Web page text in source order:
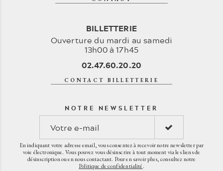
BILLETTERIE
Ouverture du mardi au samedi
13h00 à 17h45
02.47.60.20.20
CONTACT BILLETTERIE
NOTRE NEWSLETTER
En indiquant votre adresse email, vous consentez à recevoir notre newsletter par
voie électronique. Vous pouvez vous désinscrire à tout moment via les liens de
désinscription ou en nous contactant. Pour en savoir plus, consultez notre
Politique de confidentialité.